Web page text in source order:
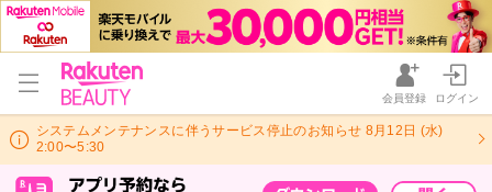
会員登録 ログイン
システムメンテナンスに伴うサービス停止のお知らせ 8月12日 (水)
2:00〜5:30